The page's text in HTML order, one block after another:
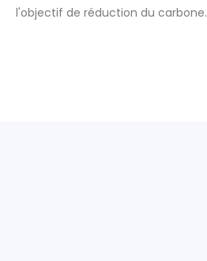
l'objectif de réduction du carbone.